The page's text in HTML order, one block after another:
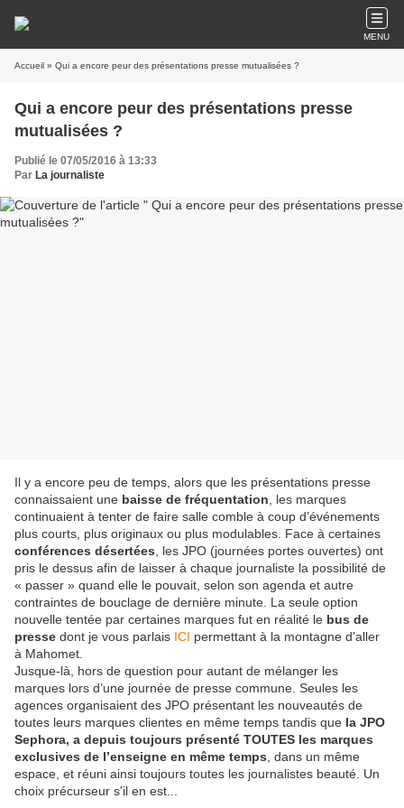
MENU
Accueil » Qui a encore peur des présentations presse mutualisées ?
Qui a encore peur des présentations presse
mutualisées ?
Publié le 07/05/2016 à 13:33
Par La journaliste
Il y a encore peu de temps, alors que les présentations presse
connaissaient une baisse de fréquentation , les marques
continuaient à tenter de faire salle comble à coup d’événements
plus courts, plus originaux ou plus modulables. Face à certaines
conférences désertées , les JPO (journées portes ouvertes) ont
pris le dessus afin de laisser à chaque journaliste la possibilité de
« passer » quand elle le pouvait, selon son agenda et autre
contraintes de bouclage de dernière minute. La seule option
nouvelle tentée par certaines marques fut en réalité le bus de
presse dont je vous parlais ICI permettant à la montagne d’aller
à Mahomet.
Jusque-là, hors de question pour autant de mélanger les
marques lors d’une journée de presse commune. Seules les
agences organisaient des JPO présentant les nouveautés de
toutes leurs marques clientes en même temps tandis que la JPO
Sephora, a depuis toujours présenté TOUTES les marques
exclusives de l’enseigne en même temps , dans un même
espace, et réuni ainsi toujours toutes les journalistes beauté. Un
choix précurseur s'il en est...